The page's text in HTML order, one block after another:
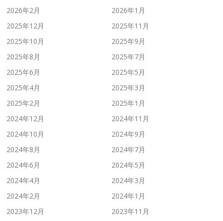
2026年2月
2026年1月
2025年12月
2025年11月
2025年10月
2025年9月
2025年8月
2025年7月
2025年6月
2025年5月
2025年4月
2025年3月
2025年2月
2025年1月
2024年12月
2024年11月
2024年10月
2024年9月
2024年8月
2024年7月
2024年6月
2024年5月
2024年4月
2024年3月
2024年2月
2024年1月
2023年12月
2023年11月